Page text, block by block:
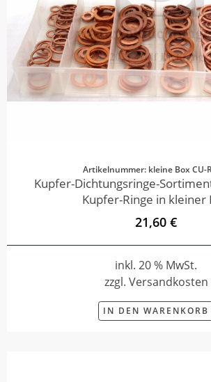
Artikelnummer: kleine Box CU-
Kupfer-Dichtungsringe-
Kupfer-Ringe in kleiner
21,60 €
inkl. 20 % MwSt.
zzgl. Versandkosten
IN DEN WARENKORB